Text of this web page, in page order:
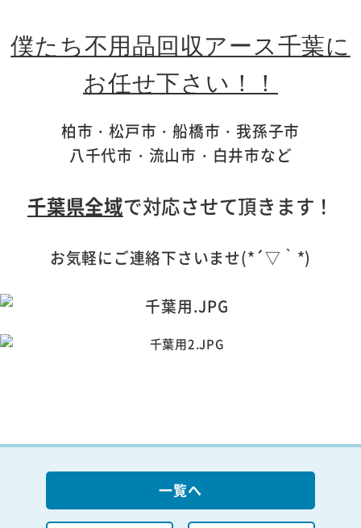
僕たち不用品回収アース千葉に
お任せ下さい！！
柏市・松戸市・船橋市・我孫子市
八千代市・流山市・白井市など
千葉県全域で対応させて頂きます！
お気軽にご連絡下さいませ(*´▽｀*)
一覧へ